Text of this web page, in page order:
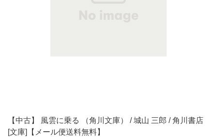
【中古】 風雲に乗る （角川文庫） / 城山 三郎 / 角川書店
[文庫]【メール便送料無料】